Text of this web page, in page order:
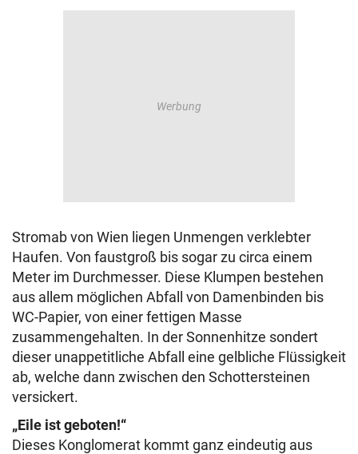
Stromab von Wien liegen Unmengen verklebter
Haufen. Von faustgroß bis sogar zu circa einem
Meter im Durchmesser. Diese Klumpen bestehen
aus allem möglichen Abfall von Damenbinden bis
WC-Papier, von einer fettigen Masse
zusammengehalten. In der Sonnenhitze sondert
dieser unappetitliche Abfall eine gelbliche Flüssigkeit
ab, welche dann zwischen den Schottersteinen
versickert.
„Eile ist geboten!“
Dieses Konglomerat kommt ganz eindeutig aus